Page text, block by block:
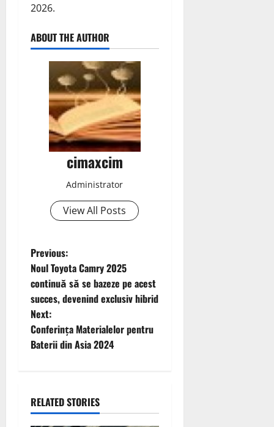
2026.
ABOUT THE AUTHOR
cimaxcim
Administrator
View All Posts
P
o
s
t
v
Previous:
Noul Toyota Camry 2025
continuă să se bazeze pe acest
succes, devenind exclusiv hibrid
Next:
Conferința Materialelor pentru
Baterii din Asia 2024
RELATED STORIES